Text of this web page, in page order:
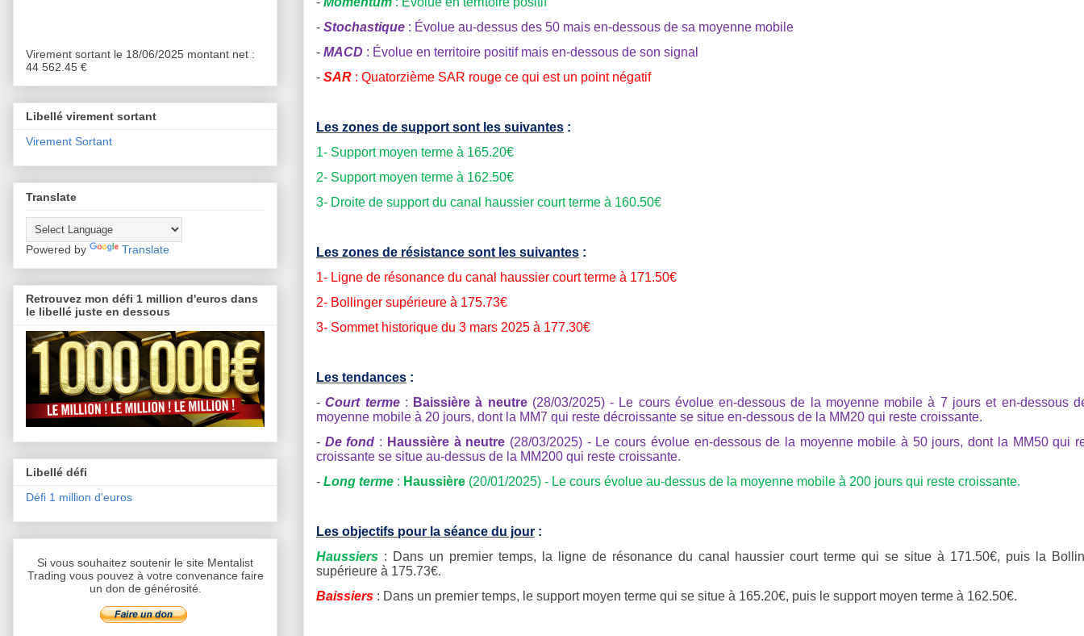
- Stochastique : Évolue au-dessus des 50 mais en-dessous de sa moyenne mobile
- MACD : Évolue en territoire positif mais en-dessous de son signal
- SAR : Quatorzième SAR rouge ce qui est un point négatif
Les zones de support sont les suivantes :
1- Support moyen terme à 165.20€
2- Support moyen terme à 162.50€
3- Droite de support du canal haussier court terme à 160.50€
Les zones de résistance sont les suivantes :
1- Ligne de résonance du canal haussier court terme à 171.50€
2- Bollinger supérieure à 175.73€
3- Sommet historique du 3 mars 2025 à 177.30€
Les tendances :
-Court terme: Baissière à neutre (28/03/2025) - Le cours évolue en-dessous de la moyenne mobile à 7 jours et en-dessous
moyenne mobile à 20 jours, dont la MM7 qui reste décroissante se situe en-dessous de la MM20 qui reste croissante.
- De fond : Haussière à neutre (28/03/2025) - Le cours évolue en-dessous de la moyenne mobile à 50 jours, dont la MM50 qui
croissante se situe au-dessus de la MM200 qui reste croissante.
- Long terme : Haussière (20/01/2025) - Le cours évolue au-dessus de la moyenne mobile à 200 jours qui reste croissante.
Les objectifs pour la séance du jour :
Haussiers : Dans un premier temps, la ligne de résonance du canal haussier court terme qui se situe à 171.50€, puis la
supérieure à 175.73€.
Baissiers : Dans un premier temps, le support moyen terme qui se situe à 165.20€, puis le support moyen terme à 162.50€.
Virement sortant le 18/06/2025 montant net :
44 562.45 €
Libellé virement sortant
Virement Sortant
Translate
Powered by Translate
Retrouvez mon défi 1 million d'euros dans
le libellé juste en dessous
Libellé défi
Défi 1 million d'euros
Si vous souhaitez soutenir le site Mentalist
Trading vous pouvez à votre convenance faire
un don de générosité.